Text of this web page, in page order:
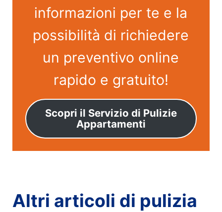
informazioni per te e la
possibilità di richiedere
un preventivo online
rapido e gratuito!
Scopri il Servizio di Pulizie
Appartamenti
Altri articoli di pulizia